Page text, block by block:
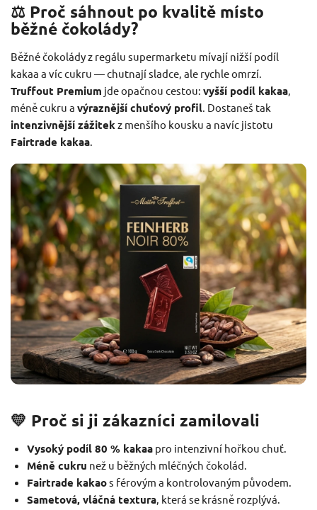
⚖️ Proč sáhnout po kvalitě místo
běžné čokolády?
Běžné čokolády z regálu supermarketu mívají nižší podíl
kakaa a víc cukru — chutnají sladce, ale rychle omrzí.
Truffout Premium jde opačnou cestou: vyšší podíl kakaa,
méně cukru a výraznější chuťový profil. Dostaneš tak
intenzivnější zážitekz menšího kousku a navíc jistotu
Fairtrade kakaa.
💛 Proč si ji zákazníci zamilovali
Vysoký podíl 80 % kakaapro intenzivní hořkou chuť.
Méně cukru než u běžných mléčných čokolád.
Fairtrade kakaos férovým a kontrolovaným původem.
Sametová, vláčná textura, která se krásně rozplývá.